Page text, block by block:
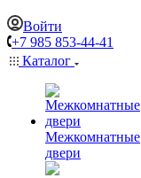
Войти
+7 985 853-44-41
Каталог
Межкомнатные
двери